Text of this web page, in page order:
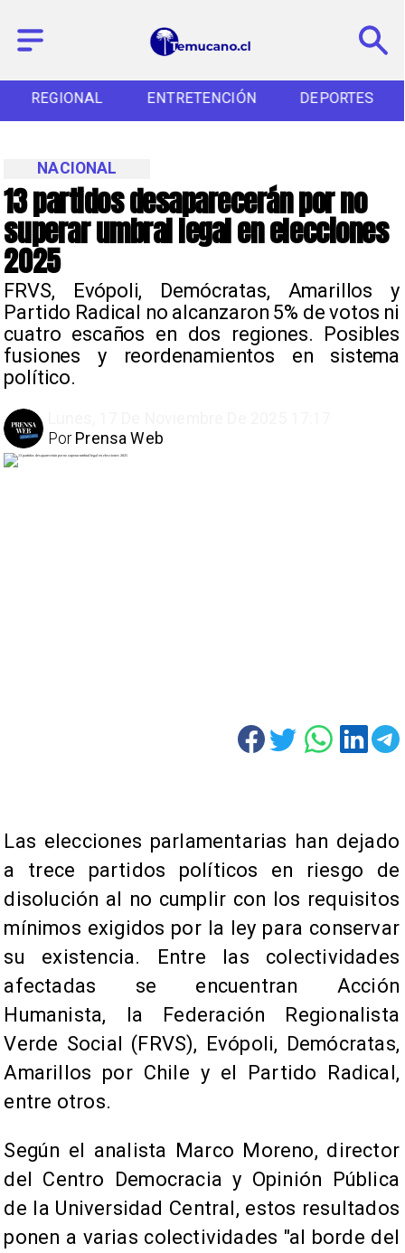
REGIONAL ENTRETENCIÓN DEPORTES
13 partidos desaparecerán por no
superar umbral legal en elecciones
2025
FRVS, Evópoli, Demócratas, Amarillos y
Partido Radical no alcanzaron 5% de votos ni
cuatro escaños en dos regiones. Posibles
fusiones y reordenamientos en sistema
político.
NACIONAL
Prensa Web
Por
Las elecciones parlamentarias han dejado
a trece partidos políticos en riesgo de
disolución al no cumplir con los requisitos
mínimos exigidos por la ley para conservar
su existencia. Entre las colectividades
afectadas se encuentran Acción
Humanista, la Federación Regionalista
Verde Social (FRVS), Evópoli, Demócratas,
Amarillos por Chile y el Partido Radical,
entre otros.
Según el analista Marco Moreno, director
del Centro Democracia y Opinión Pública
de la Universidad Central, estos resultados
ponen a varias colectividades "al borde del